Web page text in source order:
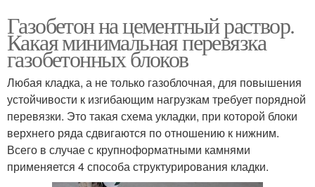
Газобетон на цементный раствор.
Какая минимальная перевязка
газобетонных блоков
Любая кладка, а не только газоблочная, для повышения
устойчивости к изгибающим нагрузкам требует порядной
перевязки. Это такая схема укладки, при которой блоки
верхнего ряда сдвигаются по отношению к нижним.
Всего в случае с крупноформатными камнями
применяется 4 способа структурирования кладки.